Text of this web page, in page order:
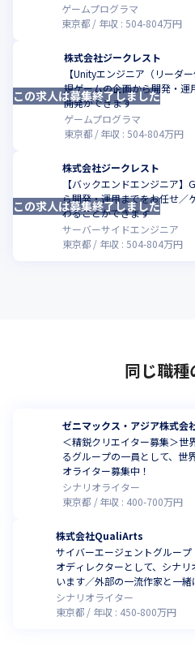
ゲームプログラマ
東京都
年収 : 504-804万円
株式会社ジークレスト
【Unityエンジニア（リーダ
規ゲームの企画から開発・運
開発ができます
ゲームプログラマ
東京都
年収 :504-804万円
この求人は募集終了しました
株式会社ジークレスト
【バックエンドエンジニア
ら開発・運用までをお任せ／
わることができます
サーバーサイドエンジニア
東京都
年収 : 504-804万円
この求人は募集終了しました
同じ職種
ゼニマックス・アジア株式会
＜精鋭クリエイター募集＞世
るグループの一員として、世
オライター募集中！
シナリオライター
東京都
年収 : 400-700万円
株式会社QualiArts
サイバーエージェントグルー
オディレクターとして、シナ
います／外部の一流作家と一
シナリオライター
東京都
年収 : 450-800万円